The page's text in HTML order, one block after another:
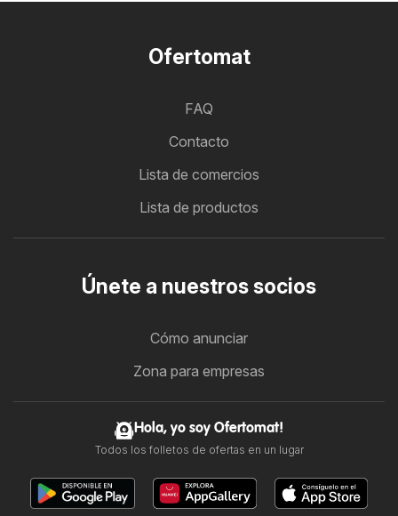
Ofertomat
FAQ
Contacto
Lista de comercios
Lista de productos
Únete a nuestros socios
Cómo anunciar
Zona para empresas
Hola, yo soy Ofertomat!
Todos los folletos de ofertas en un lugar